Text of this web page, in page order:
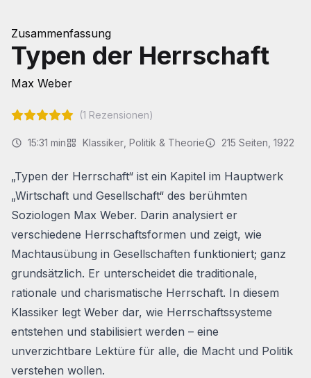
Zusammenfassung
Typen der Herrschaft
Max Weber
(1 Rezensionen)
15:31 min Klassiker Politik & Theorie 215 Seiten , 1922
„Typen der Herrschaft“ ist ein Kapitel im Hauptwerk
„Wirtschaft und Gesellschaft“ des berühmten
Soziologen Max Weber. Darin analysiert er
verschiedene Herrschaftsformen und zeigt, wie
Machtausübung in Gesellschaften funktioniert; ganz
grundsätzlich. Er unterscheidet die traditionale,
rationale und charismatische Herrschaft. In diesem
Klassiker legt Weber dar, wie Herrschaftssysteme
entstehen und stabilisiert werden – eine
unverzichtbare Lektüre für alle, die Macht und Politik
verstehen wollen.